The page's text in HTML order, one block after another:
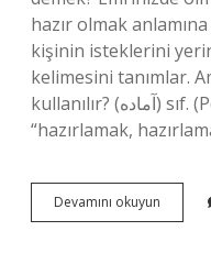
hazır olmak
kişinin isteklerini
kelimesini tanımlar.
kullanılır? (ﺁﻣﺎﺩﻩ) sıf. (Pers. āmāde, āmāden
“hazırlamak,
Devamını okuyun
Anlamı